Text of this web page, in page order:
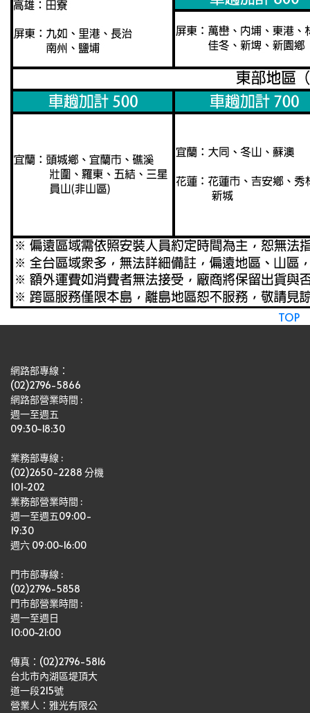
TOP
網路部專線：
(02)2796-5866
網路部營業時間 :
週一至週五
09:30~18:30
業務部專線 :
(02)2650-2288 分機
101~202
業務部營業時間 :
週一至週五09:00-
19:30
週六 09:00~16:00
門市部專線 :
(02)2796-5858
門市部營業時間 :
週一至週日
10:00~21:00
傳真：(02)2796-5816
台北市內湖區堤頂大
道一段215號
營業人：雅光有限公